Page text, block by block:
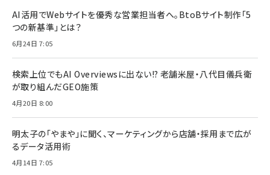
AI活用でWebサイトを優秀な営業担当者へ。BtoBサイト制作「5
つの新基準」とは？
6月24日 7:05
検索上位でもAI Overviewsに出ない!? 老舗米屋・八代目儀兵衛
が取り組んだGEO施策
4月20日 8:00
明太子の「やまや」に聞く、マーケティングから店舗・採用まで広が
るデータ活用術
4月14日 7:05